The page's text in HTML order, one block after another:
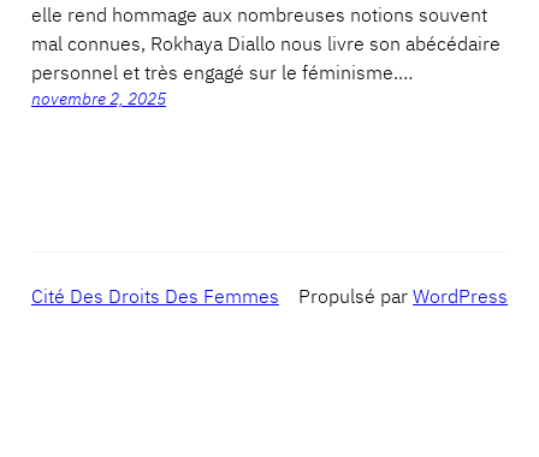
elle rend hommage aux nombreuses notions souvent
mal connues, Rokhaya Diallo nous livre son abécédaire
personnel et très engagé sur le féminisme.…
novembre 2, 2025
Cité Des Droits Des Femmes Propulsé parWordPress